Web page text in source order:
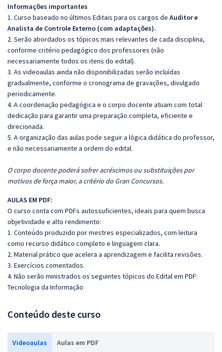
Informações importantes
1. Curso baseado no últimos Editais para os cargos de Auditor e
Analista de Controle Externo (com adaptações).
2. Serão abordados os tópicos mais relevantes de cada disciplina,
conforme critério pedagógico dos professores (não
necessariamente todos os itens do edital).
3. As videoaulas ainda não disponibilizadas serão incluídas
gradualmente, conforme o cronograma de gravações, divulgado
periodicamente.
4. A coordenação pedagógica e o corpo docente atuam com total
dedicação para garantir uma preparação completa, eficiente e
direcionada.
5. A organização das aulas pode seguir a lógica didática do professor,
e não necessariamente a ordem do edital.
O corpo docente poderá sofrer acréscimos ou substituições por
motivos de força maior, a critério do Gran Concursos.
AULAS EM PDF:
O curso conta com PDFs autossuficientes, ideais para quem busca
objetividade e alto rendimento:
1. Conteúdo produzido por mestres especializados, com leitura
como recurso didático completo e linguagem clara.
2. Material prático que acelera a aprendizagem e facilita revisões.
3. Exercícios comentados.
4. Não serão ministrados os seguintes tópicos do Edital em PDF:
Tecnologia da Informação
Conteúdo deste curso
Videoaulas Aulas em PDF